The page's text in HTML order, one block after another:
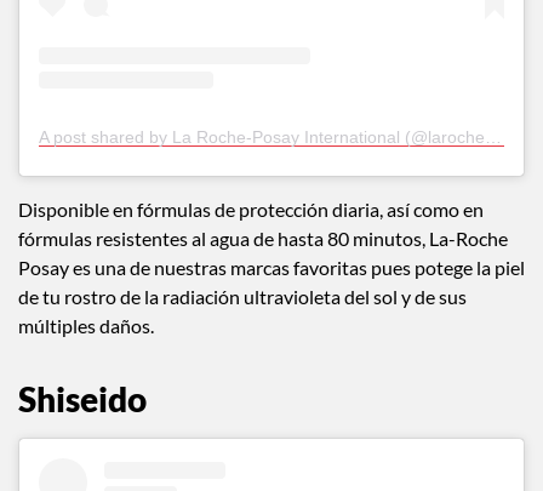
Disponible en fórmulas de protección diaria, así como en
fórmulas resistentes al agua de hasta 80 minutos, La-Roche
Posay es una de nuestras marcas favoritas pues potege la piel
de tu rostro de la radiación ultravioleta del sol y de sus
múltiples daños.
Shiseido